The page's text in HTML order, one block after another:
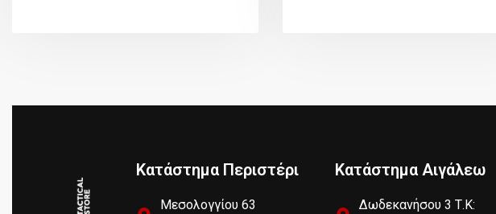
Κατάστημα Περιστέρι
Μεσολογγίου 63
Κατάστημα Αιγάλεω
Δωδεκανήσου 3 Τ.Κ: